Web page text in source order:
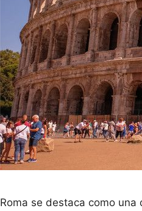
Roma se destaca como